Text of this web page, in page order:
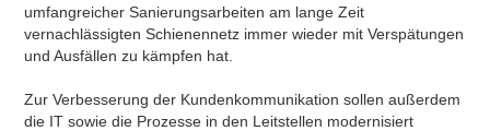
umfangreicher Sanierungsarbeiten am lange Zeit
vernachlässigten Schienennetz immer wieder mit Verspätungen
und Ausfällen zu kämpfen hat.
Zur Verbesserung der Kundenkommunikation sollen außerdem
die IT sowie die Prozesse in den Leitstellen modernisiert